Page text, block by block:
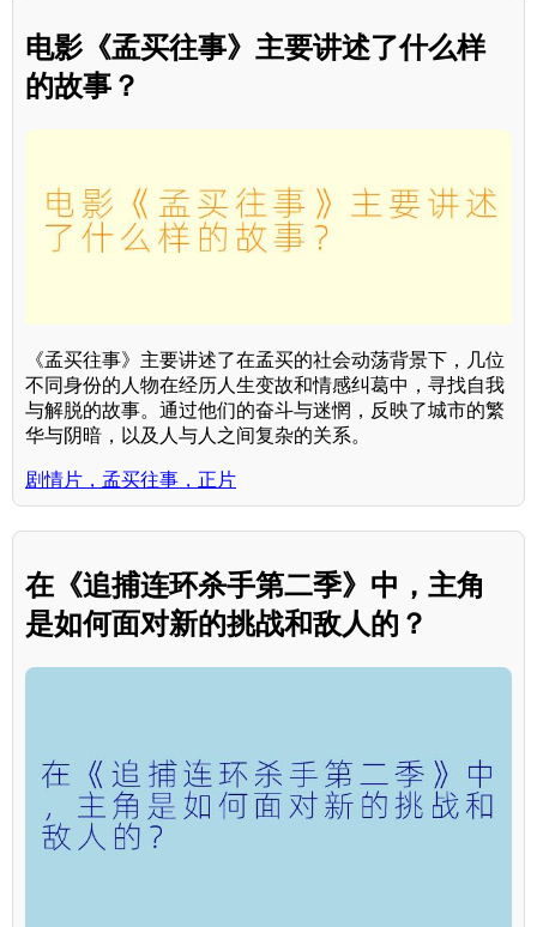
电影《孟买往事》主要讲述了什么样
的故事？
《孟买往事》主要讲述了在孟买的社会动荡背景下，几位
不同身份的人物在经历人生变故和情感纠葛中，寻找自我
与解脱的故事。通过他们的奋斗与迷惘，反映了城市的繁
华与阴暗，以及人与人之间复杂的关系。
剧情片，孟买往事，正片
在《追捕连环杀手第二季》中，主角
是如何面对新的挑战和敌人的？